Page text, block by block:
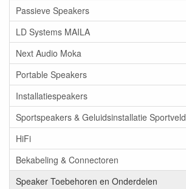
Passieve Speakers
LD Systems MAILA
Next Audio Moka
Portable Speakers
Installatiespeakers
Sportspeakers & Geluidsinstallatie Sportveld
HiFi
Bekabeling & Connectoren
Speaker Toebehoren en Onderdelen